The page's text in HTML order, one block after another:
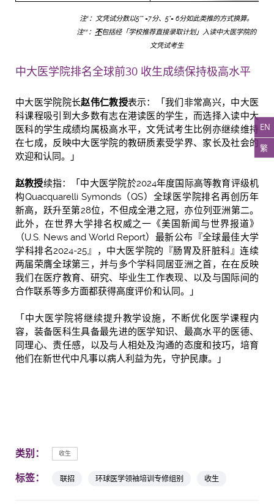
EN
繁
注# ： 文凭试分数以5** =7分、 5*= 6分如此类推的方式换算。
注## ： 不包括经「学校推荐直接录取计划」入读中大医学院的
文凭试考生
中大医学院排名全球前30 收生成绩保持极高水平
中大医学院院长赵伟仁教授表示：「我们非常高兴，中大医
科课程吸引到大多数有志在港读医的学生，而选择入读中大
医科的学生成绩均属极高水平，文凭试考生比例亦继续维持
在七成，反映中大医学院的教研质素受学界、家长及社会的
欢迎和认同。」
赵教授续指：「中大医学院於2024年度国际高等教育评级机
构Quacquarelli Symonds（QS）全球医学院排名再创历年
新高，跃升至第28位，不但成全港之冠，亦位列亚洲第二。
此外，在世界大学排名权威之一《美国新闻与世界报道》
（U.S. News and World Report）最新公布『全球最佳大学
学科排名2024-25』，中大医学院的『肠胃及肝脏科』连续
两届荣膺全球第三，并与多个学科同居亚洲之首，在在反映
我们在医疗教育、研究、毕业生工作表现、以及与国际间的
合作联系等多方面都获得高度评价和认同。」
「中大医学院将继续提升教学设施，不断优化医学课程内
容，装备医科生具备最先进的医学知识、最高水平的医德、
同理心、责任感，以及与人相处及沟通的态度和技巧，培育
他们在新世代中凡事以病人利益为先，守护民康。」
类别： 收生
标签： 联招 环球医学领袖培训专修组别 收生